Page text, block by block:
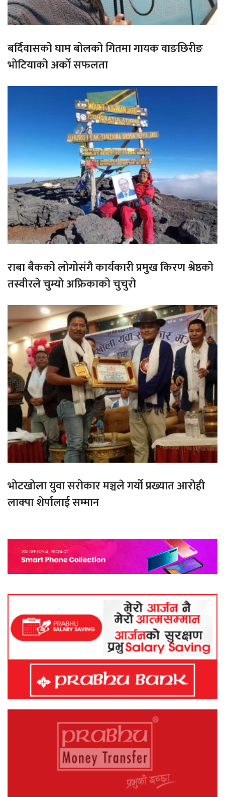
बर्दिवासको घाम बोलको गितमा गायक वाङछिरीङ
भोटियाको अर्को सफलता
राबा बैकको लोगोसंगै कार्यकारी प्रमुख किरण श्रेष्ठको
तस्वीरले चुम्यो अफ्रिकाको चुचुरो
भोटखोला युवा सरोकार मञ्चले गर्यो प्रख्यात आरोही
लाक्पा शेर्पालाई सम्मान